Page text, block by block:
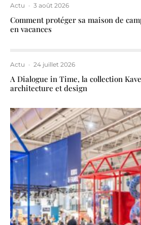
Actu · 3 août 2026
Comment protéger sa maison de
en vacances
Actu · 24 juillet 2026
A Dialogue in Time, la collection
architecture et design